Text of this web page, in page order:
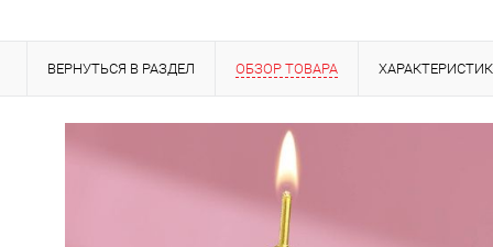
ВЕРНУТЬСЯ В РАЗДЕЛ ОБЗОР ТОВАРА